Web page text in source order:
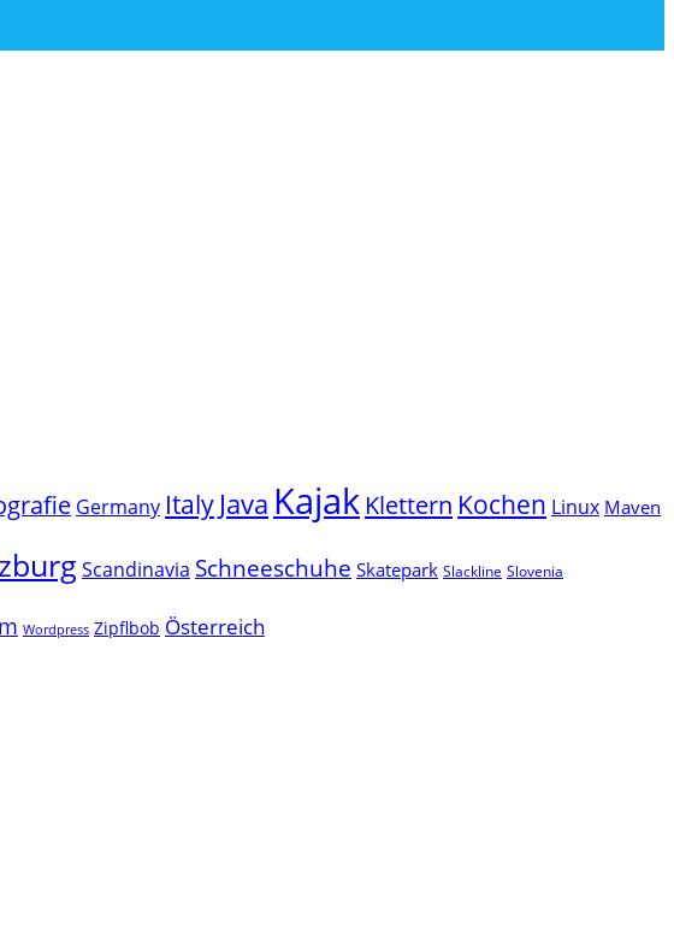
Germany Italy Java Kajak Klettern Kochen Linux Maven
Scandinavia Schneeschuhe Skatepark Slackline Slovenia
Wordpress Zipflbob Österreich